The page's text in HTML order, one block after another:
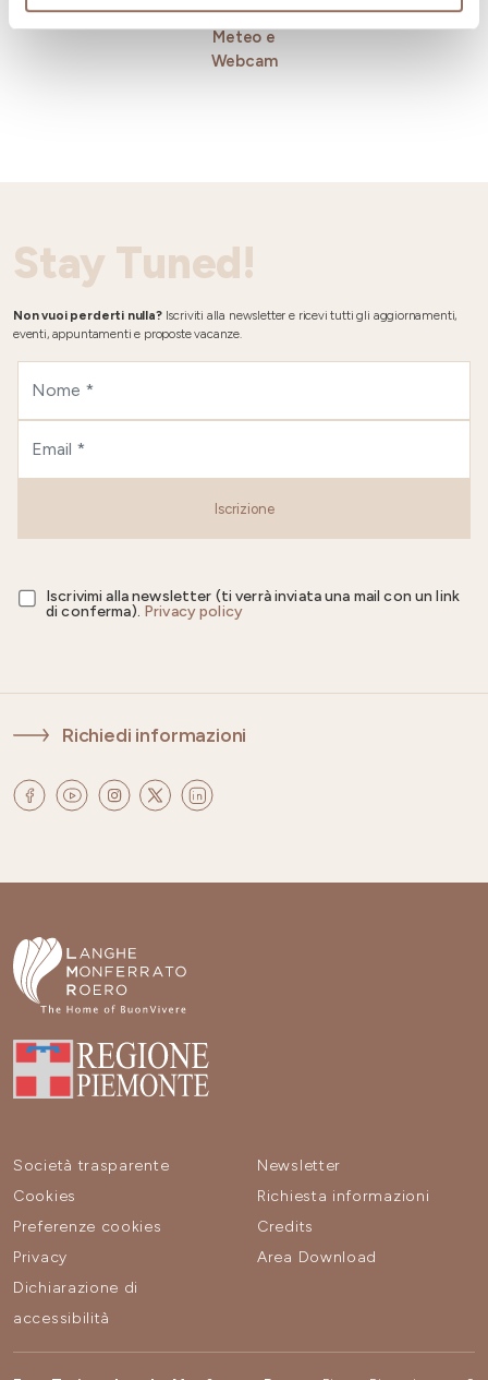
Meteo e
Webcam
Stay Tuned!
Non vuoi perderti nulla?Iscriviti alla newsletter e ricevi tutti gli aggiornamenti,
eventi, appuntamenti e proposte vacanze.
Iscrizione
Iscrivimi alla newsletter (ti verrà inviata una mail con un link
di conferma). Privacy policy
Richiedi informazioni
Società trasparente
Cookies
Preferenze cookies
Privacy
Dichiarazione di
accessibilità
Newsletter
Richiesta informazioni
Credits
Area Download